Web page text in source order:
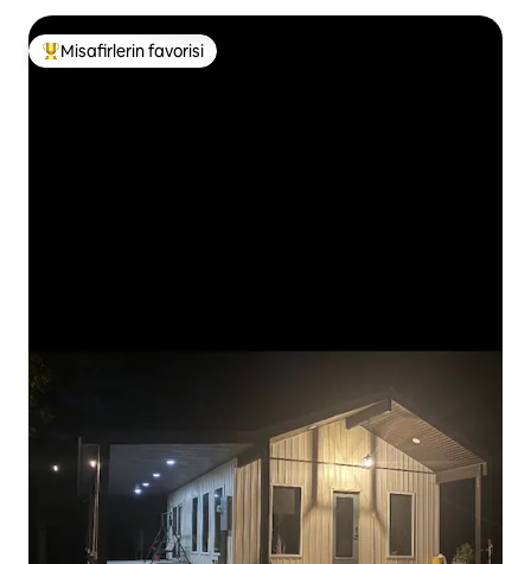
Misafirlerin favorilerinden en beğenilenler arasında
Misafirlerin favorisi